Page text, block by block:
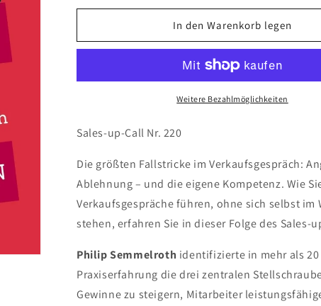
In den Warenkorb legen
Weitere Bezahlmöglichkeiten
Sales-up-Call Nr. 220
Die größten Fallstricke im Verkaufsgespräch:
Ablehnung – und die eigene Kompetenz. Wie
Verkaufsgespräche führen, ohne sich selbst im
stehen, erfahren Sie in dieser Folge des Sales-
Philip Semmelroth identifizierte in mehr als
Praxiserfahrung die drei zentralen
Gewinne zu steigern, Mitarbeiter